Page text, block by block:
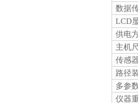
数据
LCD
供电
主机
传感
路径
多参
仪器